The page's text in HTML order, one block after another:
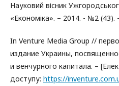
Науковий вісник
«Економіка». – 2014. - №2 (43).
In Venture Media Group //
издание Украины,
и венчурного капитала. –
доступу: https://